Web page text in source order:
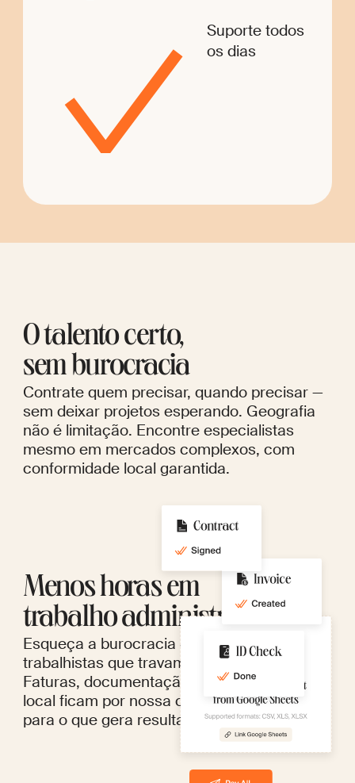
Suporte todos
os dias
O talento certo,
sem burocracia
Contrate quem precisar, quando precisar —
sem deixar projetos esperando. Geografia
não é limitação. Encontre especialistas
mesmo em mercados complexos, com
conformidade local garantida.
Menos horas em
trabalho administrativo
Esqueça a burocracia e as exigências
trabalhistas que travam contratações.
Faturas, documentação e conformidade
local ficam por nossa conta — sobra tempo
para o que gera resultado.